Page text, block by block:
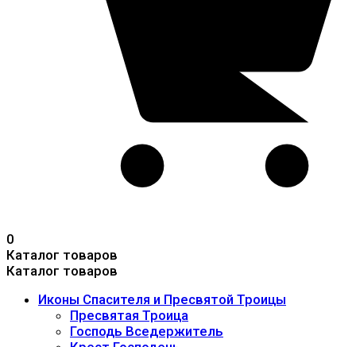
0
Каталог товаров
Каталог товаров
Иконы Спасителя и Пресвятой Троицы
Пресвятая Троица
Господь Вседержитель